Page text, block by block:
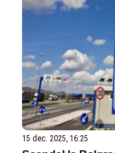
15 dec. 2025, 16:25